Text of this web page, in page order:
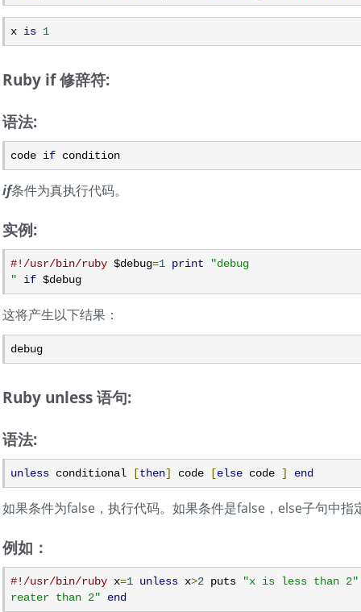
x is 1
Ruby if 修辞符:
语法:
code if condition
if条件为真执行代码。
实例:
#!/usr/bin/ruby $debug=1 print
"debug
"
if $debug
这将产生以下结果：
debug
Ruby unless 语句:
语法:
unless conditional [then] code [else code ] end
如果条件为false，执行代码。如果条件是false，else子句中指
例如：
#!/usr/bin/ruby x=1 unless x>2 puts
"x is less than 2"
reater than 2"
end